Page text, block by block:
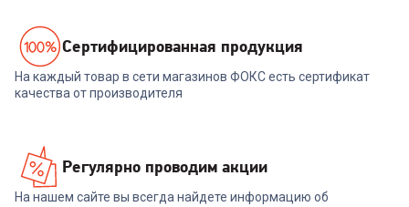
Cертифицированная продукция
На каждый товар в сети магазинов ФОКС есть сертификат
качества от производителя
Регулярно проводим акции
На нашем сайте вы всегда найдете информацию об